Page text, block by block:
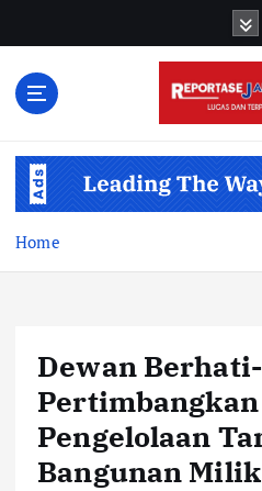
Home
Dewan
Pengelolaan
Bangunan